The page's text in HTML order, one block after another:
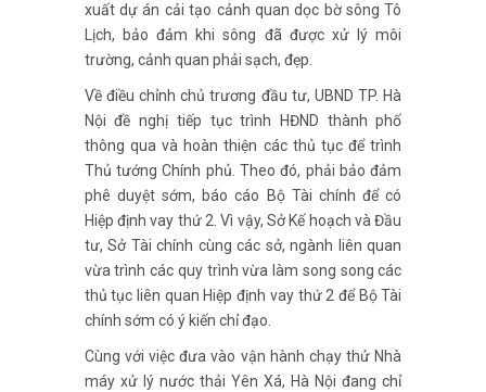
xuất dự án cải tạo cảnh quan dọc bờ sông Tô
Lịch, bảo đảm khi sông đã được xử lý môi
trường, cảnh quan phải sạch, đẹp.
Về điều chỉnh chủ trương đầu tư, UBND TP. Hà
Nội đề nghị tiếp tục trình HĐND thành phố
thông qua và hoàn thiện các thủ tục để trình
Thủ tướng Chính phủ. Theo đó, phải bảo đảm
phê duyệt sớm, báo cáo Bộ Tài chính để có
Hiệp định vay thứ 2. Vì vậy, Sở Kế hoạch và Đầu
tư, Sở Tài chính cùng các sở, ngành liên quan
vừa trình các quy trình vừa làm song song các
thủ tục liên quan Hiệp định vay thứ 2 để Bộ Tài
chính sớm có ý kiến chỉ đạo.
Cùng với việc đưa vào vận hành chạy thử Nhà
máy xử lý nước thải Yên Xá, Hà Nội đang chỉ